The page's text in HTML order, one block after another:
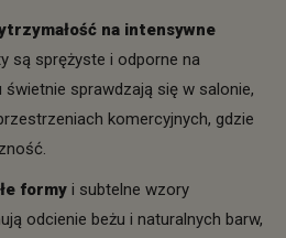
na intensywne
są sprężyste i odporne na
świetnie sprawdzają się w salonie,
komercyjnych, gdzie
formy i subtelne wzory
odcienie beżu i naturalnych barw,